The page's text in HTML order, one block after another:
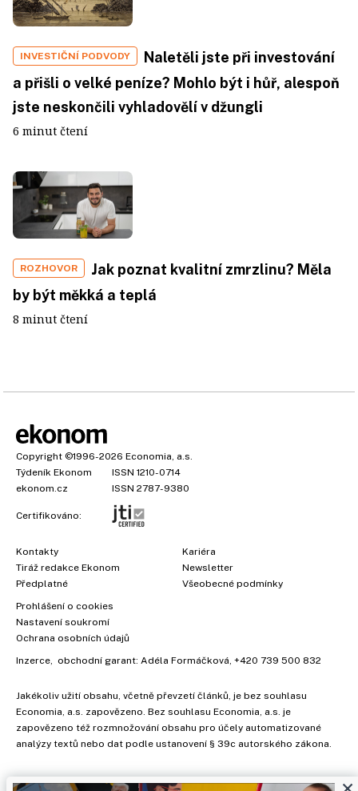
INVESTIČNÍ PODVODY
Naletěli jste při investování
a přišli o velké peníze? Mohlo být i hůř, alespoň
jste neskončili vyhladovělí v džungli
6 minut čtení
ROZHOVOR
Jak poznat kvalitní zmrzlinu? Měla
by být měkká a teplá
8 minut čtení
Copyright ©1996-2026 Economia, a.s.
Týdeník Ekonom
ISSN 1210-0714
ekonom.cz
ISSN 2787-9380
Certifikováno:
Kontakty
Tiráž redakce Ekonom
Předplatné
Kariéra
Newsletter
Všeobecné podmínky
Prohlášení o cookies
Nastavení soukromí
Ochrana osobních údajů
Inzerce, obchodní garant: Adéla Formáčková, +420 739 500 832
Jakékoliv užití obsahu, včetně převzetí článků, je bez souhlasu
Economia, a.s. zapovězeno. Bez souhlasu Economia, a.s. je
zapovězeno též rozmnožování obsahu pro účely automatizované
analýzy textů nebo dat podle ustanovení § 39c autorského zákona.